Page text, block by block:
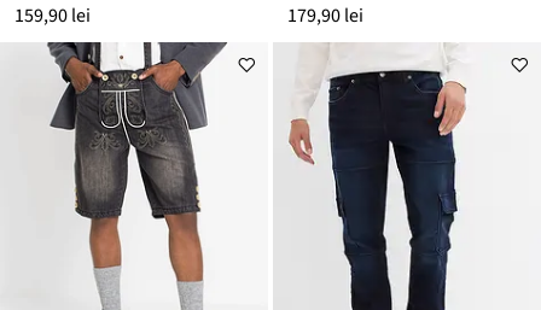
159,90 lei 179,90 lei